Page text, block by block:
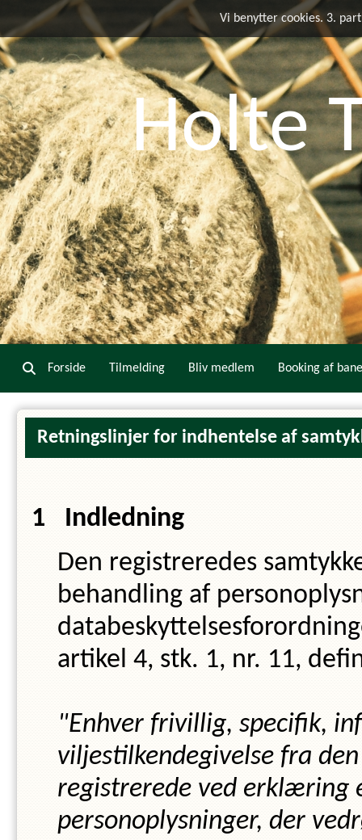
Vi benytter cookies. 3.
Holte
Forside Tilmelding Bliv medlem Booking af bane
Vores
Retningslinjer for indhentelse af
Indledning
Den registreredes
behandling af
artikel 4, stk. 1, nr. 11,
"Enhver frivillig, specifik,
viljestilkendegivelse fra
registrerede ved erklæring
personoplysninger, der